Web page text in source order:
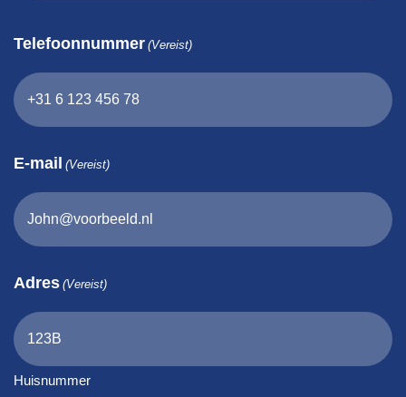
Telefoonnummer (Vereist)
E-mail (Vereist)
Adres (Vereist)
Huisnummer